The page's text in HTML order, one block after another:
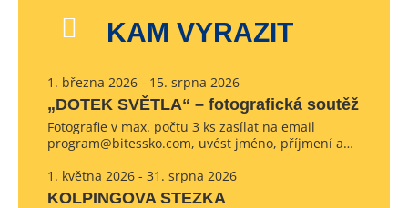
KAM VYRAZIT
1. března 2026 - 15. srpna 2026
„DOTEK SVĚTLA“ – fotografická soutěž
Fotografie v max. počtu 3 ks zasílat na email
program@bitessko.com, uvést jméno, příjmení a…
1. května 2026 - 31. srpna 2026
KOLPINGOVA STEZKA